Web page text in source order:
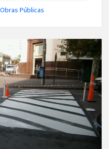
Obras Públicas